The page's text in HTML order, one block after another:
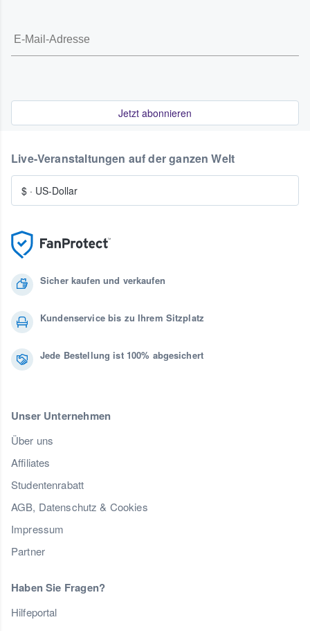
Jetzt abonnieren
Sicher kaufen und verkaufen
Kundenservice bis zu Ihrem Sitzplatz
Jede Bestellung ist 100% abgesichert
Unser Unternehmen
Über uns
Affiliates
Studentenrabatt
AGB, Datenschutz & Cookies
Impressum
Partner
Haben Sie Fragen?
Hilfeportal
Live-Veranstaltungen auf der ganzen Welt
$ · US-Dollar